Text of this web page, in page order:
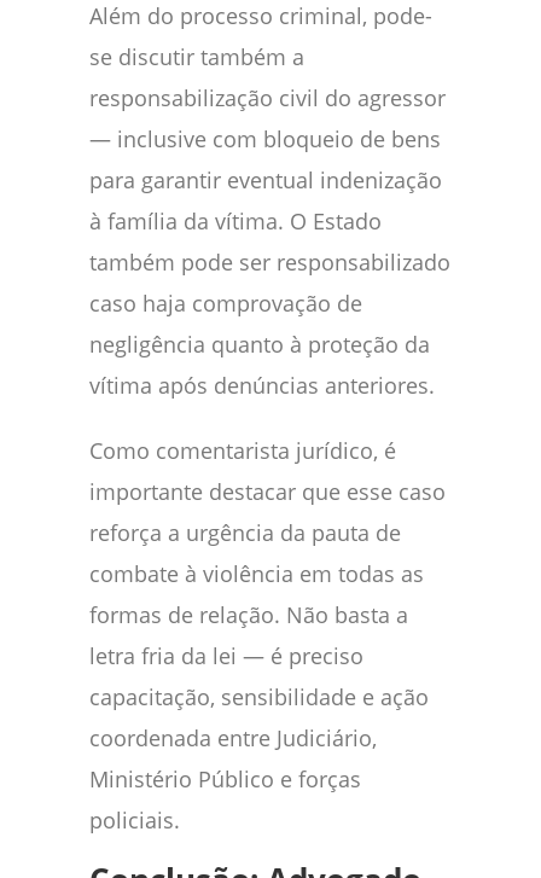
Além do processo criminal, pode-
se discutir também a
responsabilização civil do agressor
— inclusive com bloqueio de bens
para garantir eventual indenização
à família da vítima. O Estado
também pode ser responsabilizado
caso haja comprovação de
negligência quanto à proteção da
vítima após denúncias anteriores.
Como comentarista jurídico, é
importante destacar que esse caso
reforça a urgência da pauta de
combate à violência em todas as
formas de relação. Não basta a
letra fria da lei — é preciso
capacitação, sensibilidade e ação
coordenada entre Judiciário,
Ministério Público e forças
policiais.